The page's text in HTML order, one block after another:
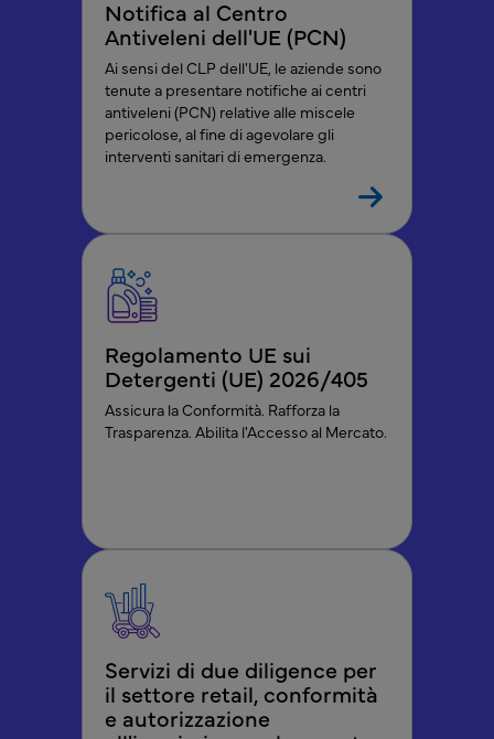
Notifica al Centro
Antiveleni dell'UE (PCN)
Ai sensi del CLP dell'UE, le aziende sono
tenute a presentare notifiche ai centri
antiveleni (PCN) relative alle miscele
pericolose, al fine di agevolare gli
interventi sanitari di emergenza.
Regolamento UE sui
Detergenti (UE) 2026/405
Assicura la Conformità. Rafforza la
Trasparenza. Abilita l'Accesso al Mercato.
Servizi di due diligence per
il settore retail, conformità
e autorizzazione